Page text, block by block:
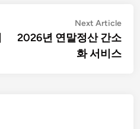
Next Article
2026년 연말정산 간소
화 서비스